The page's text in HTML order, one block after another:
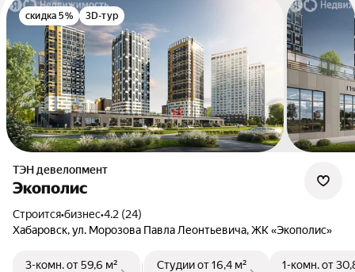
скидка 5% 3D-тур
ТЭН девелопмент
Экополис
Строится•бизнес•4.2 (24)
Хабаровск, ул. Морозова Павла Леонтьевича, ЖК «Экополис»
3-комн.от 59,6 м²
Студииот 16,4 м²
1-комн.от